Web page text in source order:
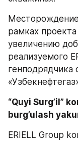
Месторождение
рамках
увеличению
реализуемого
генподрядчика
“Quyi Surg’il”
burg’ulash
ERIELL Group